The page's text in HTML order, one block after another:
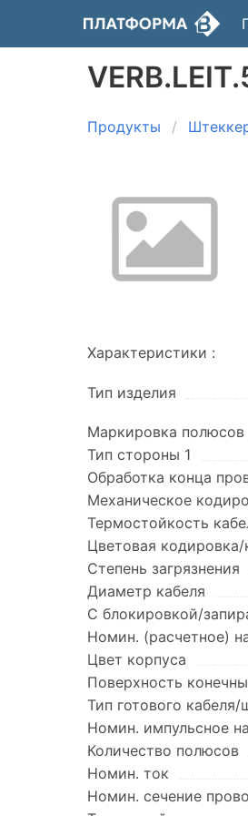
Продукты
Характеристики :
Тип изделия
Маркировка полюсов
Тип стороны 1
Обработка конца
Механическое
Термостойкость
Цветовая кодировка/
Степень загрязнения
Диаметр кабеля
С блокировкой/
Номин. (расчетное)
Цвет корпуса
Поверхность
Тип готового кабеля/
Номин. импульсное
Количество полюсов
Номин. ток
Номин. сечение